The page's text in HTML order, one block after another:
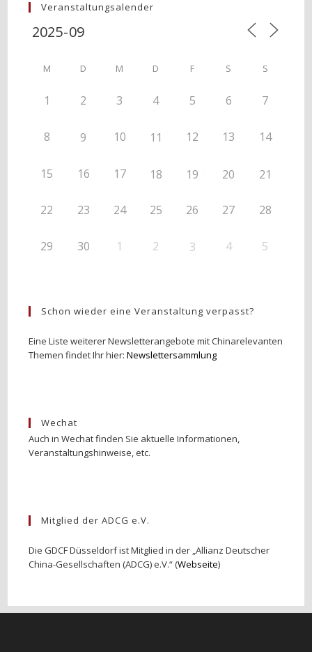
Veranstaltungsalender
M D M D F S S
1 2 3 4 5 6 7
8 9 10 11 12 13 14
15 16 17 18 19 20 21
22 23 24 25 26 27 28
29 30 1 2 3 4 5
Schon wieder eine Veranstaltung verpasst?
Eine Liste weiterer Newsletterangebote mit Chinarelevanten
Themen findet Ihr hier:Newslettersammlung
Wechat
Auch in Wechat finden Sie aktuelle Informationen,
Veranstaltungshinweise, etc.
Mitglied der ADCG e.V.
Die GDCF Düsseldorf ist Mitglied in der „Allianz Deutscher
China-Gesellschaften (ADCG) e.V.“ (Webseite)